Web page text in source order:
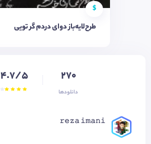
$
طرح‌لایه‌باز دوای دردم گر تویی
270
دانلودها
4.7/5
𝚛𝚎𝚣𝚊 𝚒𝚖𝚊𝚗𝚒